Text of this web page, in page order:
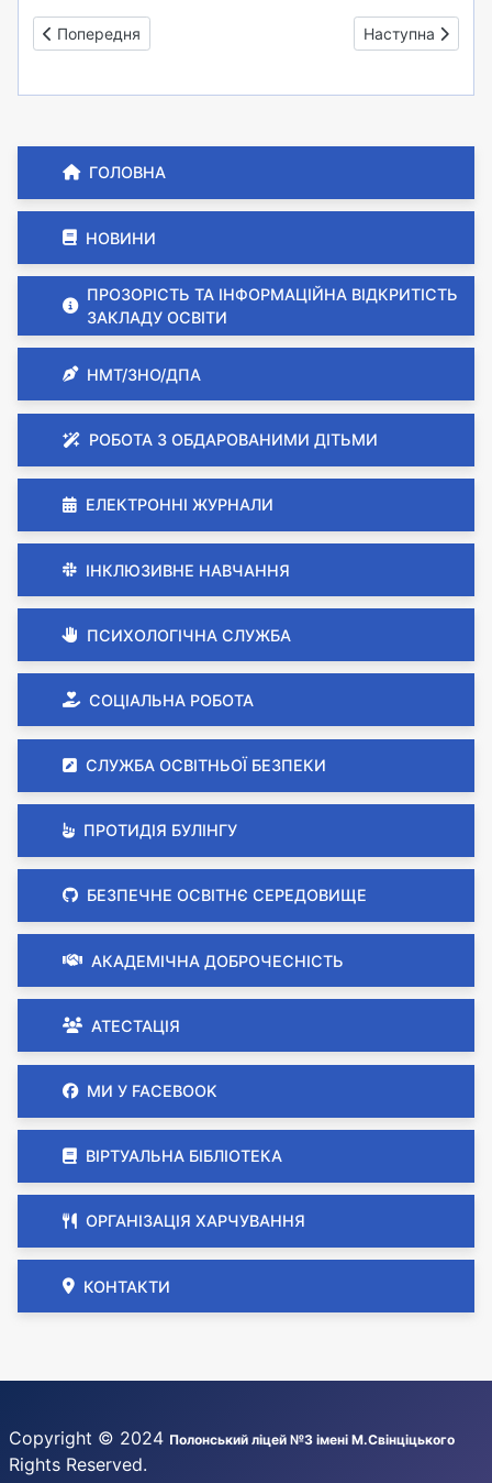
ГОЛОВНА
НОВИНИ
ПРОЗОРІСТЬ ТА ІНФОРМАЦІЙНА ВІДКРИТІСТЬ
ЗАКЛАДУ ОСВІТИ
НМТ/ЗНО/ДПА
РОБОТА З ОБДАРОВАНИМИ ДІТЬМИ
ЕЛЕКТРОННІ ЖУРНАЛИ
ІНКЛЮЗИВНЕ НАВЧАННЯ
ПСИХОЛОГІЧНА СЛУЖБА
СОЦІАЛЬНА РОБОТА
СЛУЖБА ОСВІТНЬОЇ БЕЗПЕКИ
ПРОТИДІЯ БУЛІНГУ
БЕЗПЕЧНЕ ОСВІТНЄ СЕРЕДОВИЩЕ
АКАДЕМІЧНА ДОБРОЧЕСНІСТЬ
АТЕСТАЦІЯ
МИ У FACEBOOK
ВІРТУАЛЬНА БІБЛІОТЕКА
ОРГАНІЗАЦІЯ ХАРЧУВАННЯ
КОНТАКТИ
Попередня стаття: Відкриття меморіальних дошок нашим
Попередня Наступна
Наступна
Copyright © 2024 Полонський ліцей №3 імені М.Свінціцького
Rights Reserved.